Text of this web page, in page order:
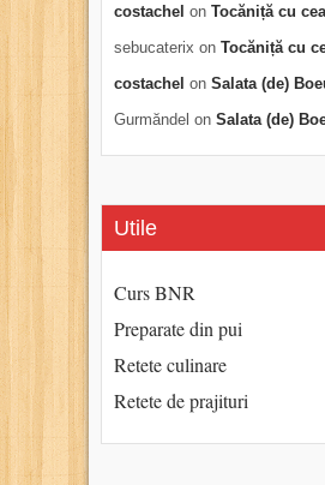
costachel on Tocăniță cu
sebucaterix on Tocăniță cu
costachel on Salata (de)
Gurmăndel on Salata (de)
Utile
Curs BNR
Preparate din pui
Retete culinare
Retete de prajituri